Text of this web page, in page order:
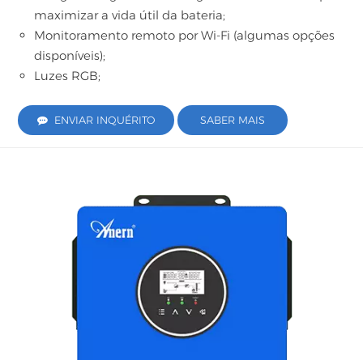
maximizar a vida útil da bateria;
Monitoramento remoto por Wi-Fi (algumas opções
disponíveis);
Luzes RGB;
ENVIAR INQUÉRITO SABER MAIS